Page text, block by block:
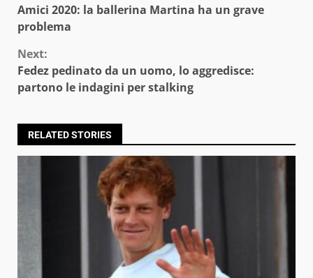
Reading
Amici 2020: la ballerina Martina ha un grave
problema
Next:
Fedez pedinato da un uomo, lo aggredisce:
partono le indagini per stalking
RELATED STORIES